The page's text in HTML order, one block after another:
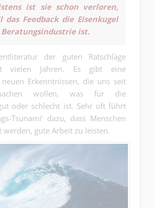
ist sie schon verloren,
das Feedback die Eisenkugel
Beratungsindustrie ist.
der guten Ratschläge
vielen Jahren. Es gibt eine
Erkenntnissen, die uns seit
wollen, was für die
oder schlecht ist. Sehr oft führt
Tsunami‘ dazu, dass Menschen
werden, gute Arbeit zu leisten.